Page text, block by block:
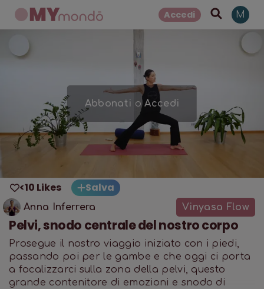
Accedi M
Abbonati oAccedi
<10 Likes Salva
Anna Inferrera Vinyasa Flow
Pelvi, snodo centrale del nostro corpo
Prosegue il nostro viaggio iniziato con i piedi,
passando poi per le gambe e che oggi ci porta
a focalizzarci sulla zona della pelvi, questo
grande contenitore di emozioni e snodo di